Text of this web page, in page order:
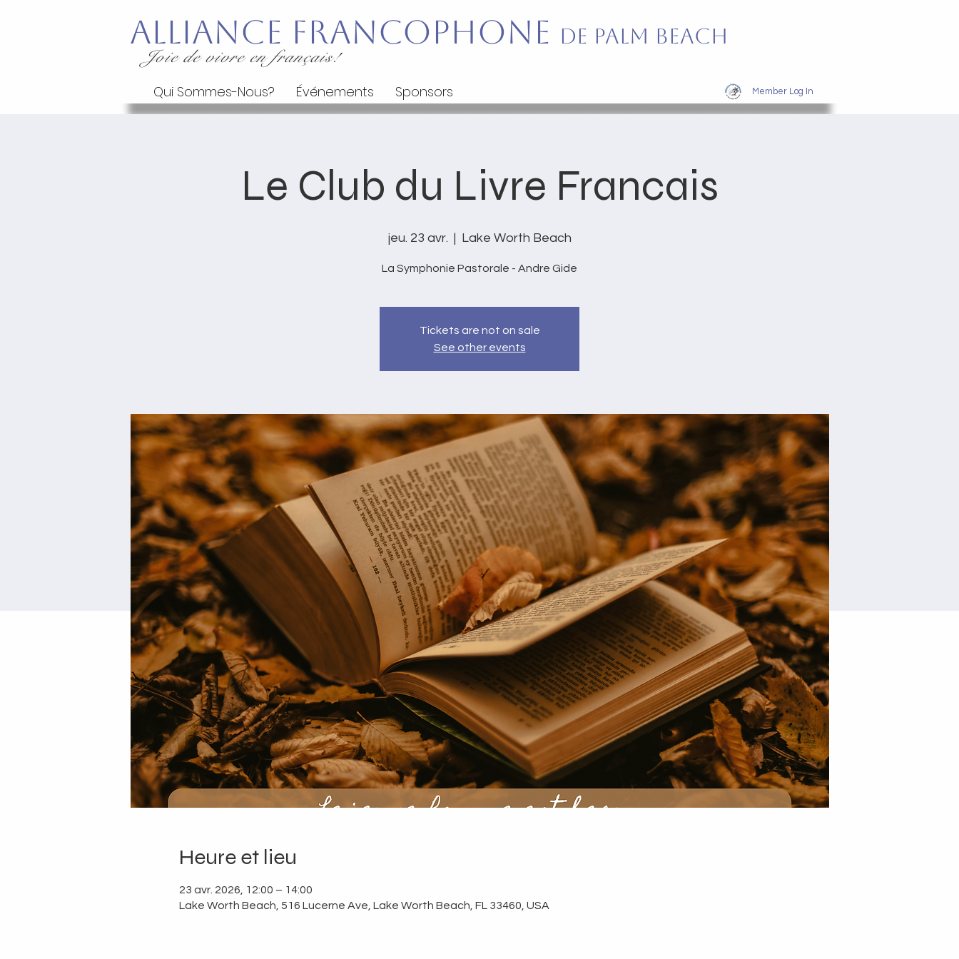
Alliance Francophone de Palm Beach
Member Log In
Qui Sommes-Nous? Événements Sponsors
Joie de vivre en français!
Le Club du Livre Francais
jeu. 23 avr.
  |
Lake Worth Beach
La Symphonie Pastorale - Andre Gide
Tickets are not on sale
See other events
Heure et lieu
23 avr. 2026, 12:00 – 14:00
Lake Worth Beach, 516 Lucerne Ave, Lake Worth Beach, FL 33460, USA